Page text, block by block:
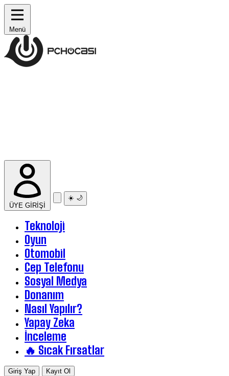
Menü
ÜYE GİRİŞİ
☀️ 🌙
Teknoloji
Oyun
Otomobil
Cep Telefonu
Sosyal Medya
Donanım
Nasıl Yapılır?
Yapay Zeka
İnceleme
🔥 Sıcak Fırsatlar
Giriş Yap Kayıt Ol